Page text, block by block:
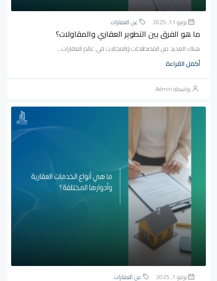
يونيو 11, 2025 عن العقارات
ما هو الفرق بين التطوير العقاري والمقاولات؟
هناك العديد من المصطلحات والمجالات في عالم العقارات...
أكمل القراءة
بواسطة Admin
يونيو 1, 2025 عن العقارات